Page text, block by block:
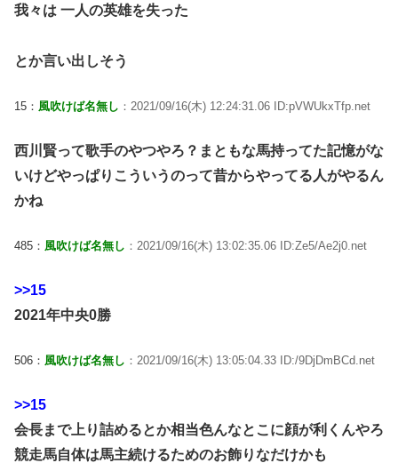
我々は 一人の英雄を失った
とか言い出しそう
15： 風吹けば名無し ：2021/09/16(木) 12:24:31.06 ID:pVWUkxTfp.net
西川賢って歌手のやつやろ？まともな馬持ってた記憶がな
いけどやっぱりこういうのって昔からやってる人がやるん
かね
485： 風吹けば名無し ：2021/09/16(木) 13:02:35.06 ID:Ze5/Ae2j0.net
>>15
2021年中央0勝
506： 風吹けば名無し ：2021/09/16(木) 13:05:04.33 ID:/9DjDmBCd.net
>>15
会長まで上り詰めるとか相当色んなとこに顔が利くんやろ
競走馬自体は馬主続けるためのお飾りなだけかも